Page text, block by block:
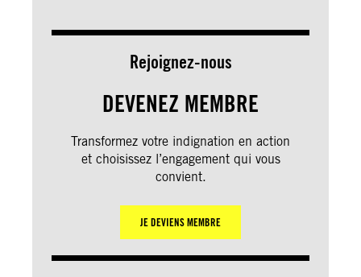
Rejoignez-nous
DEVENEZ MEMBRE
Transformez votre indignation en action
et choisissez l’engagement qui vous
convient.
JE DEVIENS MEMBRE